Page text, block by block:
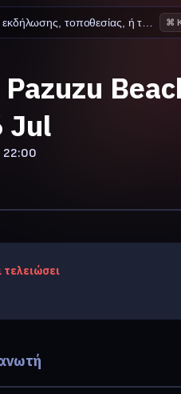
τοποθεσίας, ή ταινίας⌘
Pazuzu
Jul